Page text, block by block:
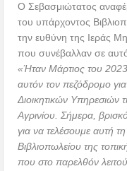
Ο Σεβασμιώτατος
του υπάρχοντος
την ευθύνη της Ιεράς
που συνέβαλλαν σε
«Ήταν Μάρτιος του
αυτόν τον πεζόδρομο
Διοικητικών
Αγρινίου. Σήμερα,
για να τελέσουμε αυτή
Βιβλιοπωλείου της
που στο παρελθόν